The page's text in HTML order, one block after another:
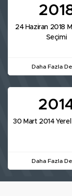
24 Haziran 2018
Seçimi
Daha Fazla
30 Mart 2014
Daha Fazla